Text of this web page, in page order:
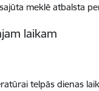
meklē atbalsta
laikam
telpās dienas